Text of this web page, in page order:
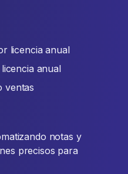
licencia anual
anual
ventas
notas y
precisos para